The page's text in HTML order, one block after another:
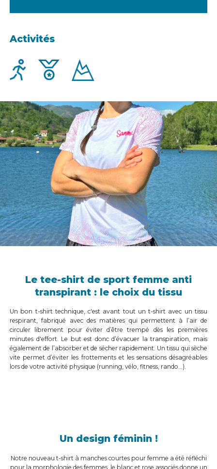
Activités
Le tee-shirt de sport femme anti
transpirant : le choix du tissu
Un bon t-shirt technique, c'est avant tout un t-shirt avec un tissu
respirant, fabriqué avec des matières qui permettent à l’air de
circuler librement pour éviter d’être trempé dès les premières
minutes d'effort. Le but est donc d’évacuer la transpiration, mais
également de l’absorber et de sécher rapidement. Un tissu qui sèche
vite permet d’éviter les frottements et les sensations désagréables
lors de votre activité physique (running, vélo, fitness, rando…).
Un design féminin !
Notre nouveau t-shirt à manches courtes pour femme a été réfléchi
pour la morphologie des femmes, le blanc et rose associés donne un